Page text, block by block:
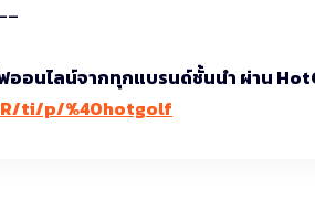
อนไลน์จากทุกแบรนด์ชั้นนำ ผ่าน
ti/p/%40hotgolf